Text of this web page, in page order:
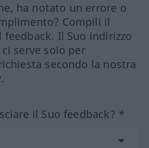
ha notato un errore o
Compili il
Il Suo indirizzo
serve solo per
secondo la nostra
il Suo feedback? *